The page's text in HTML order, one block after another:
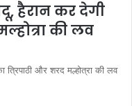
हैरान कर देगी
की लव
त्रिपाठी और शरद मल्होत्रा की लव